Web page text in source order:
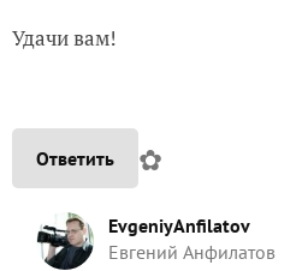
Удачи вам!
Ответить ✿
EvgeniyAnfilatov
Евгений Анфилатов